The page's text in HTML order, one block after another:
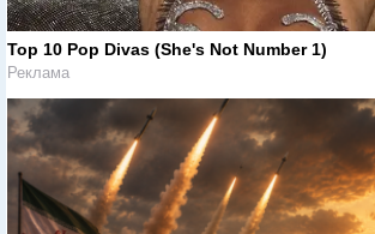
Top 10 Pop Divas (She's Not Number 1)
Реклама